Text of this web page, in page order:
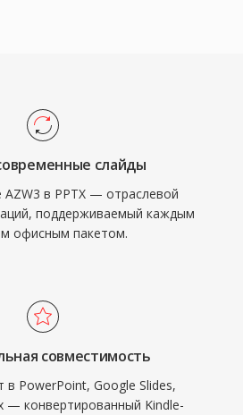
слайды
AZW3 в PPTX — отраслевой
поддерживаемый каждым
офисным пакетом.
совместимость
в PowerPoint, Google Slides,
— конвертированный Kindle-